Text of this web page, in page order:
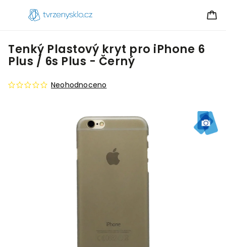
Tenký Plastový kryt pro iPhone 6
Plus / 6s Plus - Černý
Neohodnoceno